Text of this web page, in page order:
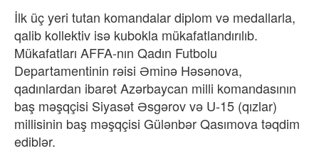
İlk üç yeri tutan komandalar diplom və medallarla,
qalib kollektiv isə kubokla mükafatlandırılıb.
Mükafatları AFFA-nın Qadın Futbolu
Departamentinin rəisi Əminə Həsənova,
qadınlardan ibarət Azərbaycan milli komandasının
baş məşqçisi Siyasət Əsgərov və U-15 (qızlar)
millisinin baş məşqçisi Gülənbər Qasımova təqdim
ediblər.